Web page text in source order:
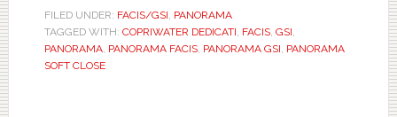
UREA.
FILED UNDER: FACIS/GSI, PANORAMA
TAGGED WITH: COPRIWATER DEDICATI, FACIS, GSI,
PANORAMA, PANORAMA FACIS, PANORAMA GSI, PANORAMA
SOFT CLOSE